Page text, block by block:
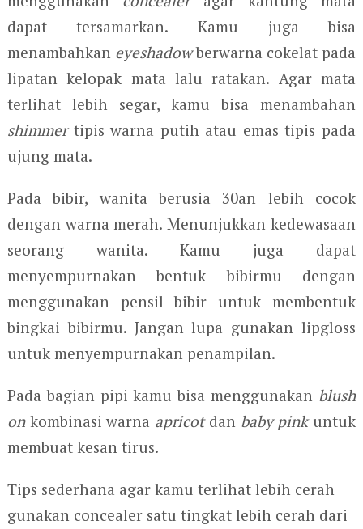
dapat tersamarkan. Kamu juga bisa
menambahkan eyeshadowberwarna cokelat pada
lipatan kelopak mata lalu ratakan. Agar mata
terlihat lebih segar, kamu bisa menambahan
shimmer tipis warna putih atau emas tipis pada
ujung mata.
Pada bibir, wanita berusia 30an lebih cocok
dengan warna merah. Menunjukkan kedewasaan
seorang wanita. Kamu juga dapat
menyempurnakan bentuk bibirmu dengan
menggunakan pensil bibir untuk membentuk
bingkai bibirmu. Jangan lupa gunakan lipgloss
untuk menyempurnakan penampilan.
Pada bagian pipi kamu bisa menggunakan blush
onkombinasi warna apricotdan baby pinkuntuk
membuat kesan tirus.
Tips sederhana agar kamu terlihat lebih cerah
gunakan concealer satu tingkat lebih cerah dari